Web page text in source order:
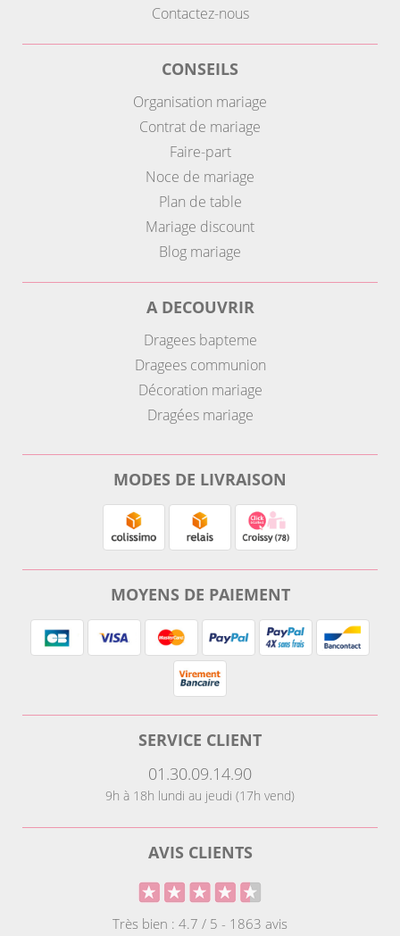
Contactez-nous
CONSEILS
Organisation mariage
Contrat de mariage
Faire-part
Noce de mariage
Plan de table
Mariage discount
Blog mariage
A DECOUVRIR
Dragees bapteme
Dragees communion
Décoration mariage
Dragées mariage
MODES DE LIVRAISON
MOYENS DE PAIEMENT
SERVICE CLIENT
01.30.09.14.90
9h à 18h lundi au jeudi (17h vend)
AVIS CLIENTS
Très bien : 4.7 / 5 - 1863 avis